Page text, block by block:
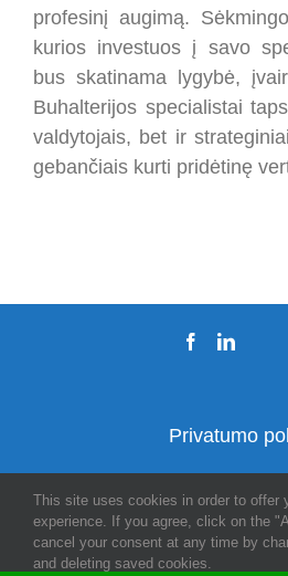
profesinį augimą.
kurios investuos į savo
bus skatinama lygybė,
Buhalterijos specialistai
valdytojais, bet ir
gebančiais kurti pridėtinę
Privatumo
© 2026 Visos teisės
This site uses cookies in order to offer
experience. If you agree, click on the
cancel your consent at any time by
and deleting saved cookies.